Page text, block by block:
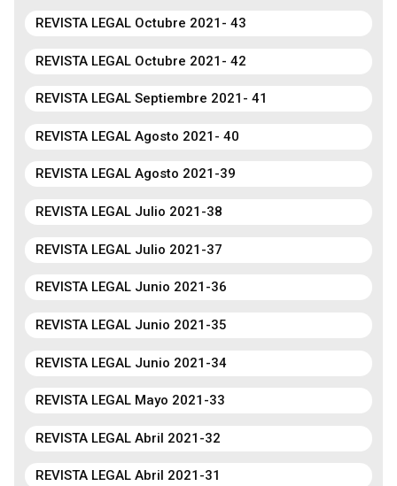
REVISTA LEGAL Octubre 2021- 43
REVISTA LEGAL Octubre 2021- 42
REVISTA LEGAL Septiembre 2021- 41
REVISTA LEGAL Agosto 2021- 40
REVISTA LEGAL Agosto 2021-39
REVISTA LEGAL Julio 2021-38
REVISTA LEGAL Julio 2021-37
REVISTA LEGAL Junio 2021-36
REVISTA LEGAL Junio 2021-35
REVISTA LEGAL Junio 2021-34
REVISTA LEGAL Mayo 2021-33
REVISTA LEGAL Abril 2021-32
REVISTA LEGAL Abril 2021-31